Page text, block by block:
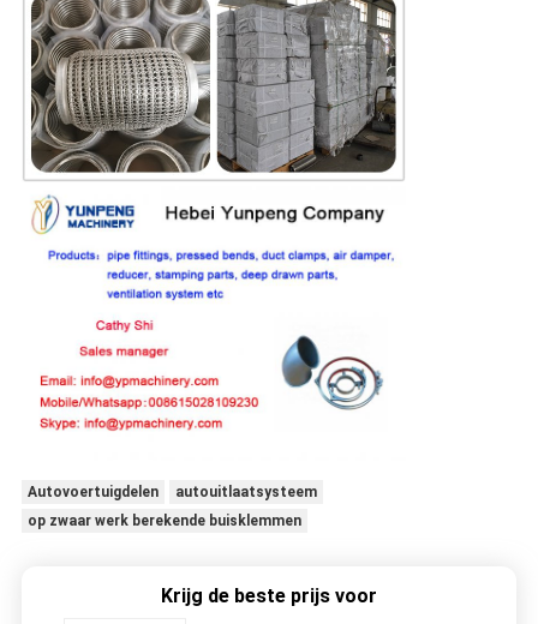
Autovoertuigdelen
autouitlaatsysteem
op zwaar werk berekende buisklemmen
Krijg de beste prijs voor